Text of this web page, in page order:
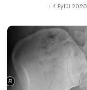
4 Eylül 2020